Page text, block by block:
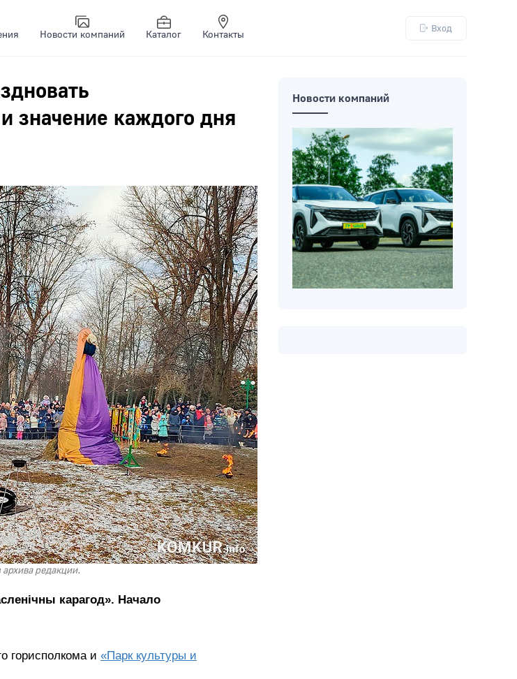
Новости компаний Каталог Контакты
Вход
значение каждого дня
редакции.
карагод». Начало
горисполкома и «Парк культуры и
Новости компаний